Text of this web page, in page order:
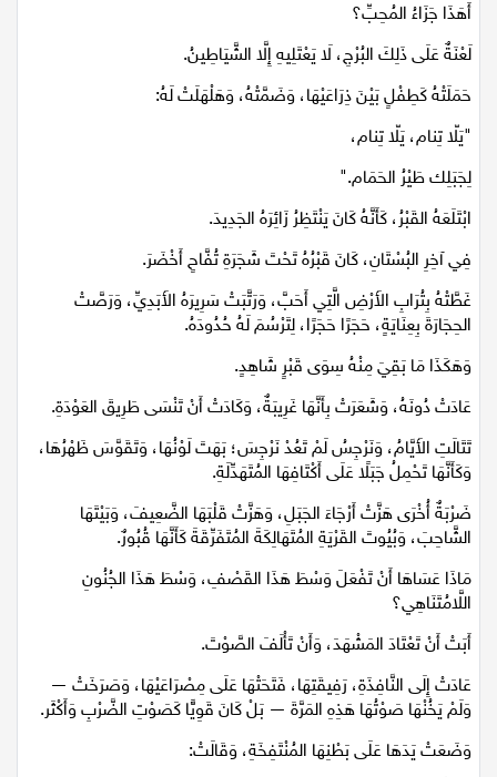
أَهَذَا جَزَاءُ المُحِبِّ؟
لَعْنَةٌ عَلَى ذَلِكَ البُرْجِ، لَا يَعْتَلِيهِ إِلَّا الشَّيَاطِينُ.
حَمَلَتْهُ كَطِفْلٍ بَيْنَ ذِرَاعَيْهَا، وَضَمَّتْهُ، وَهَلْهَلَتْ لَهُ:
"يَلّا تِنام، يَلّا تِنام،
لِجَبَلِك طَيْرُ الحَمَام."
ابْتَلَعَهُ القَبْرُ، كَأَنَّهُ كَانَ يَنْتَظِرُ زَائِرَهُ الجَدِيدَ.
فِي آخِرِ البُسْتَانِ، كَانَ قَبْرُهُ تَحْتَ شَجَرَةِ تُفَّاحٍ أَخْضَرَ.
غَطَّتْهُ بِتُرَابِ الأَرْضِ الَّتِي أَحَبَّ، وَرَتَّبَتْ سَرِيرَهُ الأَبَدِيِّ، وَرَصَّتْ
الحِجَارَةَ بِعِنَايَةٍ، حَجَرًا حَجَرًا، لِتَرْسُمَ لَهُ حُدُودَهُ.
وَهَكَذَا مَا بَقِيَ مِنْهُ سِوَى قَبْرٍ شَاهِدٍ.
عَادَتْ دُونَهُ، وَشَعَرَتْ بِأَنَّهَا غَرِيبَةٌ، وَكَادَتْ أَنْ تَنْسَى طَرِيقَ العَوْدَةِ.
تَتَالَتِ الأَيَّامُ، وَنَرْجِسُ لَمْ تَعُدْ نَرْجِسَ؛ بَهَتَ لَوْنُهَا، وَتَقَوَّسَ ظَهْرُهَا،
وَكَأَنَّهَا تَحْمِلُ جَبَلًا عَلَى أَكْتَافِهَا المُتَهَدِّلَةِ.
ضَرْبَةٌ أُخْرَى هَزَّتْ أَرْجَاءَ الجَبَلِ، وَهَزَّتْ قَلْبَهَا الضَّعِيفَ، وَبَيْتَهَا
الشَّاحِبَ، وَبُيُوتَ القَرْيَةِ المُتَهَالِكَةَ المُتَفَرِّقَةَ كَأَنَّهَا قُبُورٌ.
مَاذَا عَسَاهَا أَنْ تَفْعَلَ وَسْطَ هَذَا القَصْفِ، وَسْطَ هَذَا الجُنُونِ
اللَّامُتَنَاهِي؟
أَبَتْ أَنْ تَعْتَادَ المَشْهَدَ، وَأَنْ تَأْلَفَ الصَّوْتَ.
عَادَتْ إِلَى النَّافِذَةِ، رَفِيقَتِهَا، فَتَحَتْهَا عَلَى مِصْرَاعَيْهَا، وَصَرَخَتْ —
وَلَمْ يَخُنْهَا صَوْتُهَا هَذِهِ المَرَّةَ — بَلْ كَانَ قَوِيًّا كَصَوْتِ الضَّرْبِ وَأَكْثَر.
وَضَعَتْ يَدَهَا عَلَى بَطْنِهَا المُنْتَفِخَةِ، وَقَالَتْ: